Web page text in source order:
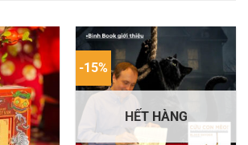
-15%
HẾT HÀNG